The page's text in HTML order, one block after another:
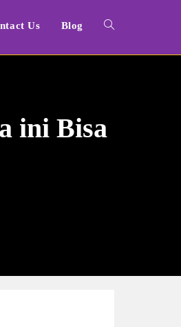
Us Blog Toggle
search
ini Bisa